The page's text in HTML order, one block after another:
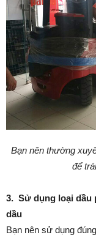
Bạn nên thường
để
3. Sử dụng loại dầu
dầu
Bạn nên sử dụng